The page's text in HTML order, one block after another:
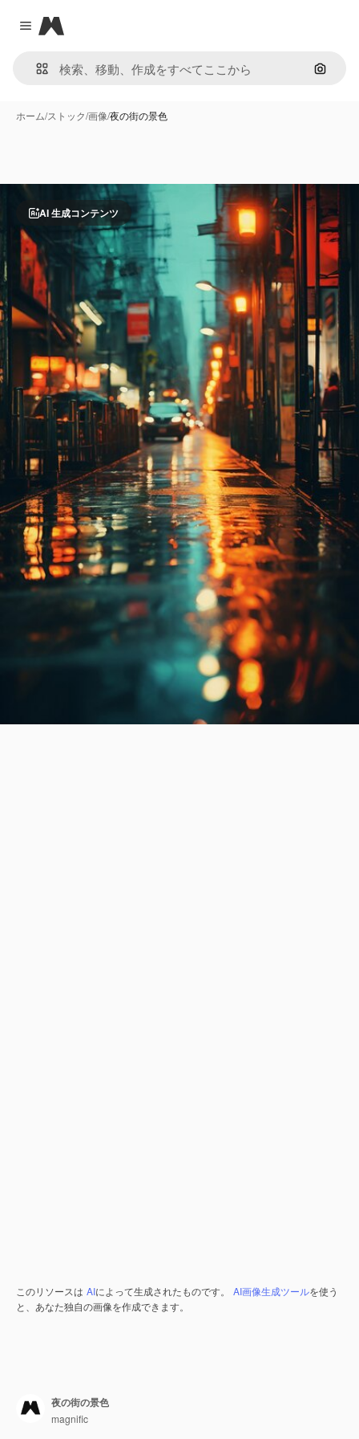
Close menu
Magnific
画像で
ホーム/ストック/画像/夜の街の景色
AI 生成コンテンツ
このリソースは AIによって生成されたものです。 AI画像生成ツールを使う
と、あなた独自の画像を作成できます。
夜の街の景色
magnific